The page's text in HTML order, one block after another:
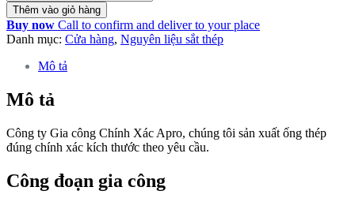
lượng
Thêm vào giỏ hàng
Buy now Call to confirm and deliver to your place
Danh mục: Cửa hàng, Nguyên liệu sắt thép
Mô tả
Mô tả
Công ty Gia công Chính Xác Apro, chúng tôi sản xuất ống thép
đúng chính xác kích thước theo yêu cầu.
Công đoạn gia công